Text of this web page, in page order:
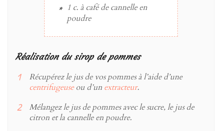
1 c. à cafédecannelle en
poudre
Réalisation du sirop de pommes
Récupérez le jus de vos pommes à l’aide d’une
centrifugeuseou d’un extracteur.
Mélangez le jus de pommes avec le sucre, le jus de
citron et la cannelle en poudre.